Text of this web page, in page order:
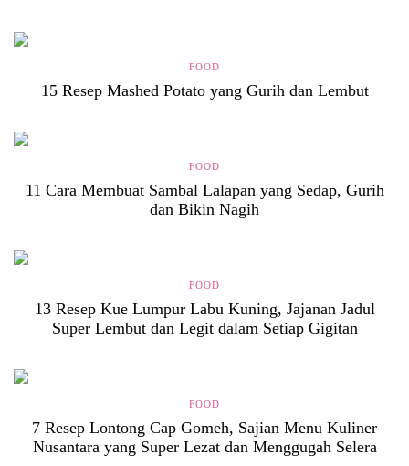
FOOD
15 Resep Mashed Potato yang Gurih dan Lembut
FOOD
11 Cara Membuat Sambal Lalapan yang Sedap, Gurih
dan Bikin Nagih
FOOD
13 Resep Kue Lumpur Labu Kuning, Jajanan Jadul
Super Lembut dan Legit dalam Setiap Gigitan
FOOD
7 Resep Lontong Cap Gomeh, Sajian Menu Kuliner
Nusantara yang Super Lezat dan Menggugah Selera